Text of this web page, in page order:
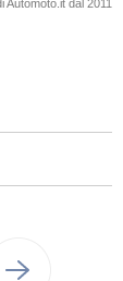
Automoto.it dal 2011